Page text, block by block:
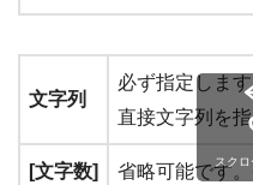
文字列
必ず指定しま
直接文字列を
[文字数] 省略可能です
スク